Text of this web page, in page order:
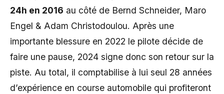
24h en 2016 au côté de Bernd Schneider, Maro
Engel & Adam Christodoulou. Après une
importante blessure en 2022 le pilote décide de
faire une pause, 2024 signe donc son retour sur la
piste. Au total, il comptabilise à lui seul 28 années
d’expérience en course automobile qui profiteront